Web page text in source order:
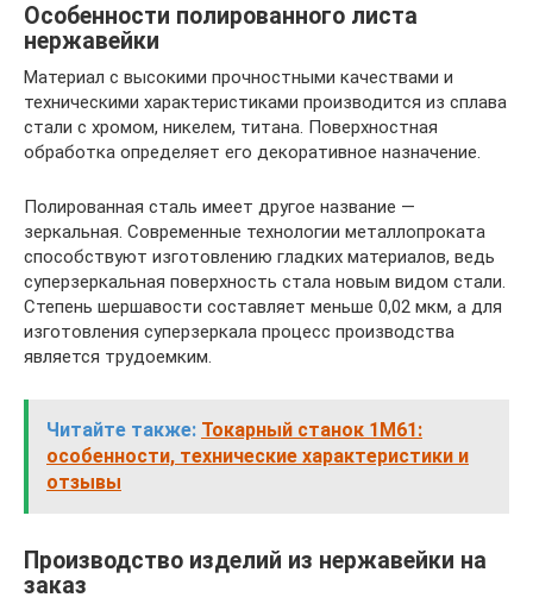
Особенности полированного листа
нержавейки
Материал с высокими прочностными качествами и
техническими характеристиками производится из сплава
стали с хромом, никелем, титана. Поверхностная
обработка определяет его декоративное назначение.
Полированная сталь имеет другое название —
зеркальная. Современные технологии металлопроката
способствуют изготовлению гладких материалов, ведь
суперзеркальная поверхность стала новым видом стали.
Степень шершавости составляет меньше 0,02 мкм, а для
изготовления суперзеркала процесс производства
является трудоемким.
Читайте также: Токарный станок 1М61:
особенности, технические характеристики и
отзывы
Производство изделий из нержавейки на
заказ